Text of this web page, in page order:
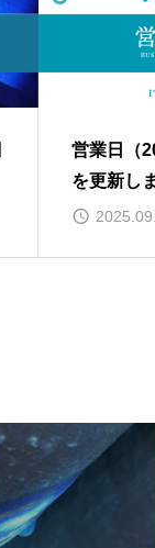
営業日（
を更新し